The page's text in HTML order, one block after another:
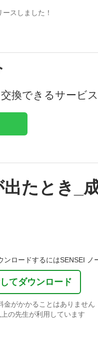
スしました！
換できるサービス
たとき_
ンロードするにはSENSEI ノ
てダウンロード
金がかかることはありません
の先生が利用しています